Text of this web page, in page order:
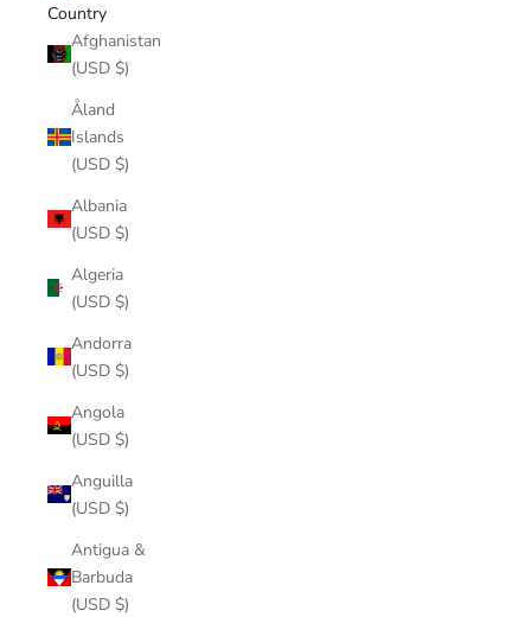
Country
Afghanistan
(USD $)
Åland
Islands
(USD $)
Albania
(USD $)
Algeria
(USD $)
Andorra
(USD $)
Angola
(USD $)
Anguilla
(USD $)
Antigua &
Barbuda
(USD $)